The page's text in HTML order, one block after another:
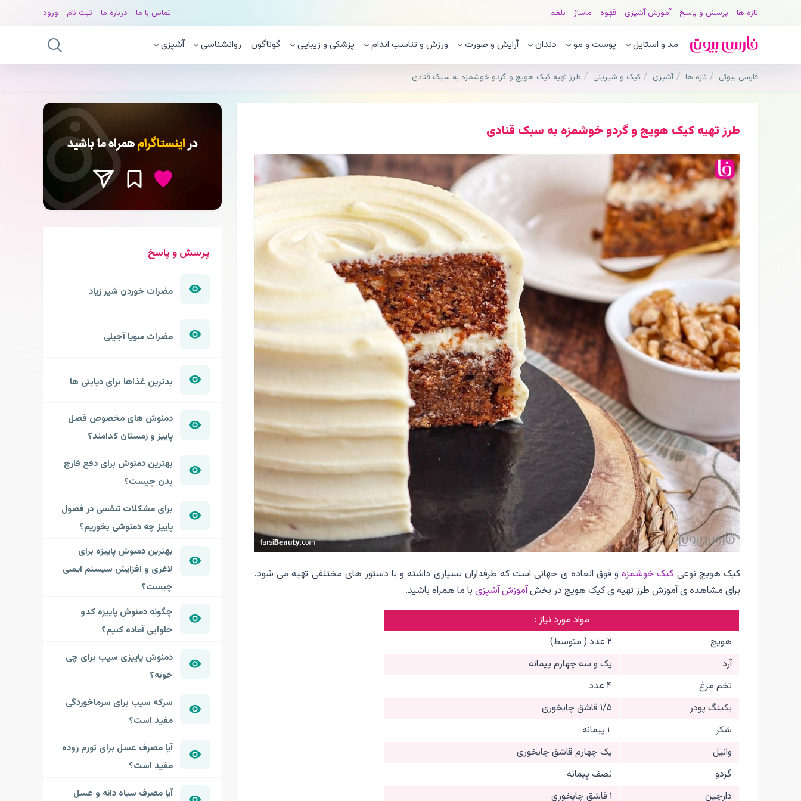
تازه ها پرسش و پاسخ آموزش آشپزی قهوه ماساژ بلغم تماس با ما درباره ما ثبت نام ورود
مد و استایل پوست و مو دندان آرایش و صورت ورزش و تناسب اندام پزشکی و زیبایی گوناگون روانشناسی آشپزی
فارسی بیوتی تازه ها آشپزی کیک و شیرینی طرز تهیه کیک هویج و گردو خوشمزه به سبک قنادی
طرز تهیه کیک هویج و گردو خوشمزه به سبک قنادی
کیک هویج نوعی کیک خوشمزهو فوق العاده ی جهانی است که طرفداران بسیاری داشته و با دستور های مختلفی تهیه می شود.
برای مشاهده ی آموزش طرز تهیه ی کیک هویج در بخشآموزش آشپزیبا ما همراه باشید.
مواد مورد نیاز :
هویج
۲ عدد ( متوسط)
آرد
یک و سه چهارم پیمانه
تخم مرغ
۴ عدد
بکینگ پودر
۱/۵ قاشق چایخوری
شکر
وانیل
یک چهارم قاشق چایخوری
گردو
نصف پیمانه
دارچین
۱ قاشق چایخوری
پرسش و پاسخ
مضرات خوردن شیر زیاد
مضرات سویا آجیلی
بدترین غذاها برای دیابتی ها
دمنوش های مخصوص فصل
پاییز و زمستان کدامند؟
بهترین دمنوش برای دفع قارچ
بدن چیست؟
برای مشکلات تنفسی در فصول
پاییز چه دمنوشی بخوریم؟
بهترین دمنوش پاییزه برای
لاغری و افزایش سیستم ایمنی
چیست؟
چگونه دمنوش پاییزه کدو
حلوایی آماده کنیم؟
دمنوش پاییزی سیب برای چی
خوبه؟
سرکه سیب برای سرماخوردگی
مفید است؟
آیا مصرف عسل برای تورم روده
مفید است؟
آیا مصرف سیاه دانه و عسل